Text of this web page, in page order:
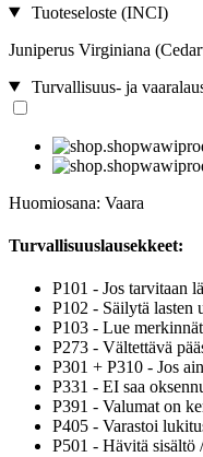
Tuoteseloste (INCI)
Juniperus Virginiana
Turvallisuus- ja
Huomiosana: Vaara
Turvallisuuslausekkeet:
P101 - Jos tarvitaan
P102 - Säilytä lasten
P103 - Lue
P273 - Vältettävä
P301 + P310 - Jos
P331 - EI saa
P391 - Valumat on
P405 - Varastoi
P501 - Hävitä sisältö